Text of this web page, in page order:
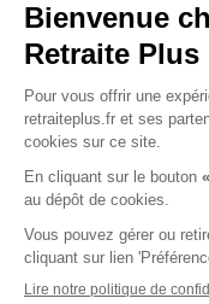
améliorer sa
Vous avez
Obtenir